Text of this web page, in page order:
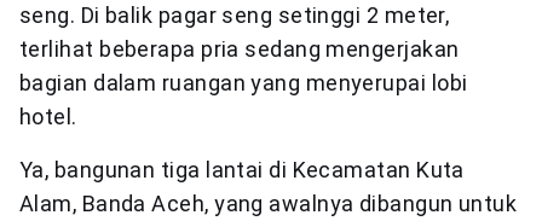
seng. Di balik pagar seng setinggi 2 meter,
terlihat beberapa pria sedang mengerjakan
bagian dalam ruangan yang menyerupai lobi
hotel.
Ya, bangunan tiga lantai di Kecamatan Kuta
Alam, Banda Aceh, yang awalnya dibangun untuk